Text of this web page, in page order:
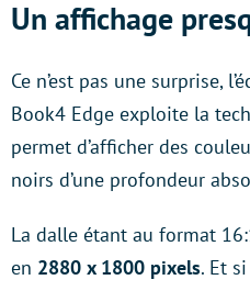
Un affichage
Ce n’est pas une surprise,
Book4 Edge exploite la
permet d’afficher des
noirs d’une profondeur
La dalle étant au format
en 2880 x 1800 pixels. Et